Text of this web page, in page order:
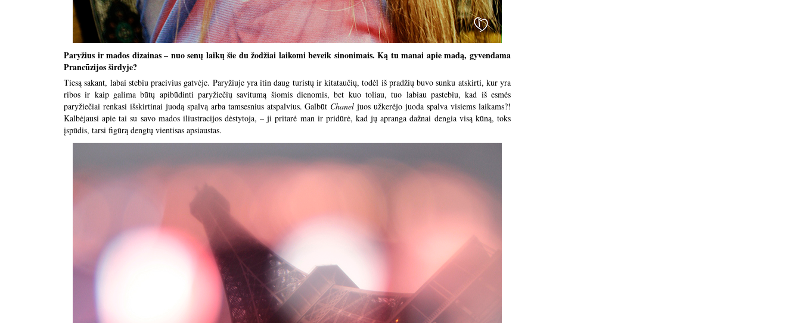
Paryžius ir mados dizainas – nuo senų laikų šie du žodžiai laikomi beveik sinonimais. Ką tu manai apie madą, gyvendama
Prancūzijos širdyje?
Tiesą sakant, labai stebiu praeivius gatvėje. Paryžiuje yra itin daug turistų ir kitataučių, todėl iš pradžių buvo sunku atskirti, kur yra
ribos ir kaip galima būtų apibūdinti paryžiečių savitumą šiomis dienomis, bet kuo toliau, tuo labiau pastebiu, kad iš esmės
paryžiečiai renkasi išskirtinai juodą spalvą arba tamsesnius atspalvius. Galbūt Chanel juos užkerėjo juoda spalva visiems laikams?!
Kalbėjausi apie tai su savo mados iliustracijos dėstytoja, – ji pritarė man ir pridūrė, kad jų apranga dažnai dengia visą kūną, toks
įspūdis, tarsi figūrą dengtų vientisas apsiaustas.